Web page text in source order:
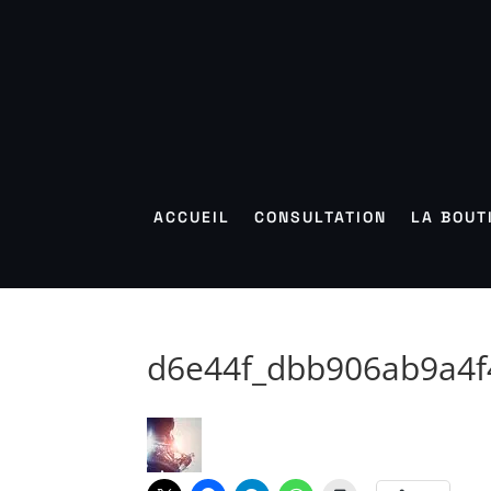
ACCUEIL CONSULTATION LA